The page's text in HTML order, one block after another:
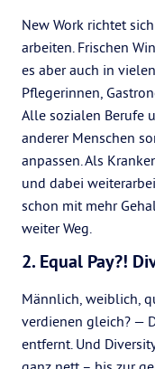
New Work richtet
arbeiten. Frischen
es aber auch in
Pflegerinnen,
Alle sozialen Berufe
anderer Menschen
anpassen. Als
und dabei
schon mit mehr
weiter Weg.
2. Equal Pay?!
Männlich, weiblich,
verdienen gleich? —
entfernt. Und